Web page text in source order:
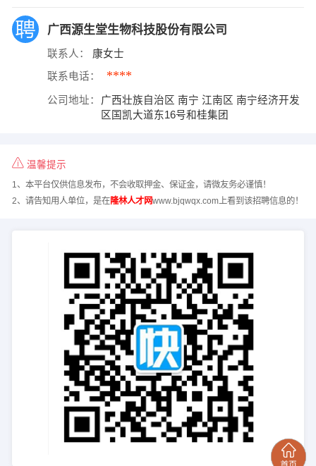
广西源生堂生物科技股份有限公司
联系人： 康女士
联系电话： ****
公司地址：
广西壮族自治区 南宁 江南区 南宁经济开发
区国凯大道东16号和桂集团
温馨提示
1、本平台仅供信息发布，不会收取押金、保证金，请微友务必谨慎！
2、请告知用人单位，是在隆林人才网www.bjqwqx.com上看到该招聘信息的！